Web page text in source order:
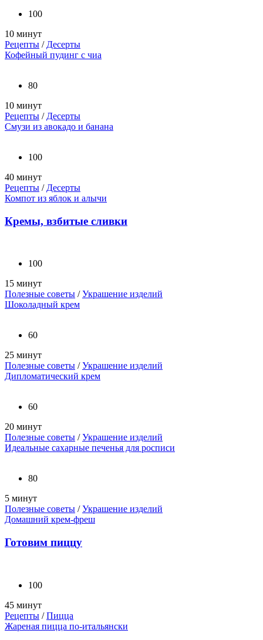
100
10 минут
Рецепты / Десерты
Кофейный пудинг с чиа
80
10 минут
Рецепты / Десерты
Смузи из авокадо и банана
100
40 минут
Рецепты / Десерты
Компот из яблок и алычи
Кремы, взбитые сливки
100
15 минут
Полезные советы /Украшение изделий
Шоколадный крем
60
25 минут
Полезные советы /Украшение изделий
Дипломатический крем
60
20 минут
Полезные советы /Украшение изделий
Идеальные сахарные печенья для росписи
80
5 минут
Полезные советы /Украшение изделий
Домашний крем-фреш
Готовим пиццу
100
45 минут
Рецепты /Пицца
Жареная пицца по-итальянски